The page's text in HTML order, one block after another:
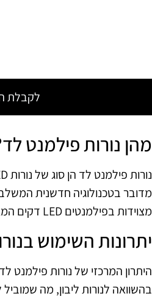
לקבלת
מהן נורות פילמנט
מדובר בטכנולוגיה חדשנית
מצוידות בפילמנטים LED דקים המאפשרים פיזור אור רחב ואחיד, תוך שמירה על חיסכון באנרגיה.
יתרונות השימוש
היתרון המרכזי של נורות פילמנט
בהשוואה לנורות ליבון, מה